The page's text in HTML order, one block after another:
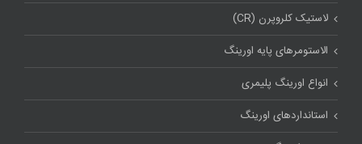
لاستیک کلروپرن (CR)
الاستومرهای پایه اورینگ
انواع اورینگ پلیمری
استاندارد‌های اورینگ